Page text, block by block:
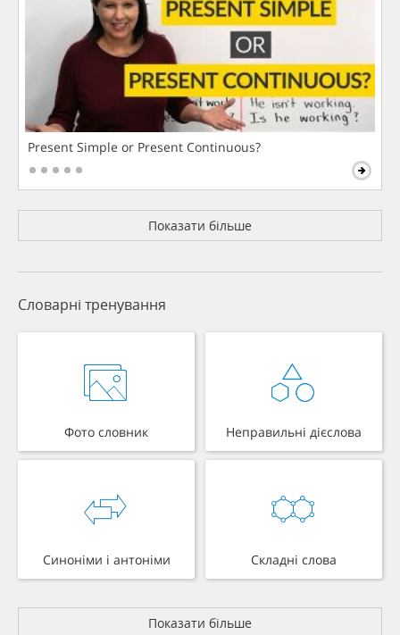
Present Simple or Present Continuous?
Показати більше
Словарні тренування
Фото словник Неправильні дієслова
Синоніми і антоніми Складні слова
Показати більше